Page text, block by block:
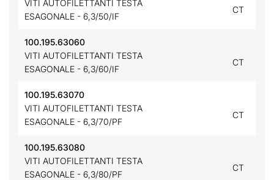
VITI AUTOFILETTANTI TESTA
ESAGONALE - 6,3/50/IF
CT
100.195.63060
VITI AUTOFILETTANTI TESTA
ESAGONALE - 6,3/60/IF
CT
100.195.63070
VITI AUTOFILETTANTI TESTA
ESAGONALE - 6,3/70/PF
CT
100.195.63080
VITI AUTOFILETTANTI TESTA
ESAGONALE - 6,3/80/PF
CT